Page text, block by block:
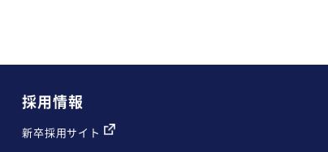
採用情報
新卒採用サイト